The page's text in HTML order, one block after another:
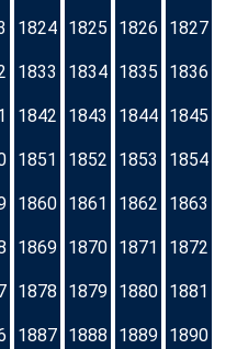
1824 1825 1826 1827
1833 1834 1835 1836
1842 1843 1844 1845
1851 1852 1853 1854
1860 1861 1862 1863
1869 1870 1871 1872
1878 1879 1880 1881
1887 1888 1889 1890